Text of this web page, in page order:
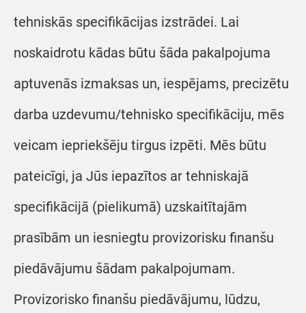
tehniskās specifikācijas izstrādei. Lai
noskaidrotu kādas būtu šāda pakalpojuma
aptuvenās izmaksas un, iespējams, precizētu
darba uzdevumu/tehnisko specifikāciju, mēs
veicam iepriekšēju tirgus izpēti. Mēs būtu
pateicīgi, ja Jūs iepazītos ar tehniskajā
specifikācijā (pielikumā) uzskaitītajām
prasībām un iesniegtu provizorisku finanšu
piedāvājumu šādam pakalpojumam.
Provizorisko finanšu piedāvājumu, lūdzu,